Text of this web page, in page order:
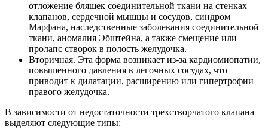
отложение бляшек соединительной ткани на стенках
клапанов, сердечной мышцы и сосудов, синдром
Марфана, наследственные заболевания соединительной
ткани, аномалия Эбштейна, а также смещение или
пролапс створок в полость желудочка.
Вторичная. Эта форма возникает из-за кардиомиопатии,
повышенного давления в легочных сосудах, что
приводит к дилатации, расширению или гипертрофии
правого желудочка.
В зависимости от недостаточности трехстворчатого клапана
выделяют следующие типы: